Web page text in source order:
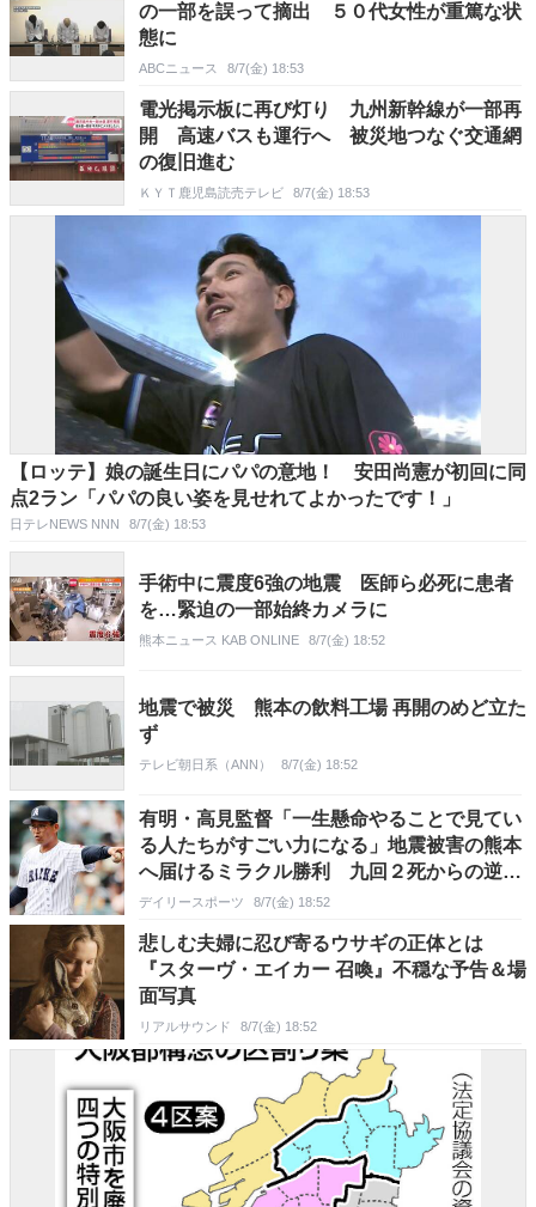
の一部を誤って摘出 ５０代女性が重篤な状
態に
ABCニュース 8/7(金) 18:53
電光掲示板に再び灯り 九州新幹線が一部再
開 高速バスも運行へ 被災地つなぐ交通網
の復旧進む
ＫＹＴ鹿児島読売テレビ 8/7(金) 18:53
【ロッテ】娘の誕生日にパパの意地！ 安田尚憲が初回に同
点2ラン「パパの良い姿を見せれてよかったです！」
日テレNEWS NNN 8/7(金) 18:53
手術中に震度6強の地震 医師ら必死に患者
を…緊迫の一部始終カメラに
熊本ニュース KAB ONLINE 8/7(金) 18:52
地震で被災 熊本の飲料工場 再開のめど立た
ず
テレビ朝日系（ANN） 8/7(金) 18:52
有明・高見監督「一生懸命やることで見てい
る人たちがすごい力になる」地震被害の熊本
へ届けるミラクル勝利 九回２死からの逆転
勝ち
デイリースポーツ 8/7(金) 18:52
悲しむ夫婦に忍び寄るウサギの正体とは
『スターヴ・エイカー 召喚』不穏な予告＆場
面写真
リアルサウンド 8/7(金) 18:52